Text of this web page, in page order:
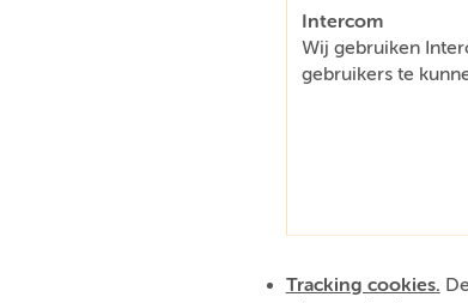
Intercom
Wij gebruiken
gebruikers te
Tracking cookies.